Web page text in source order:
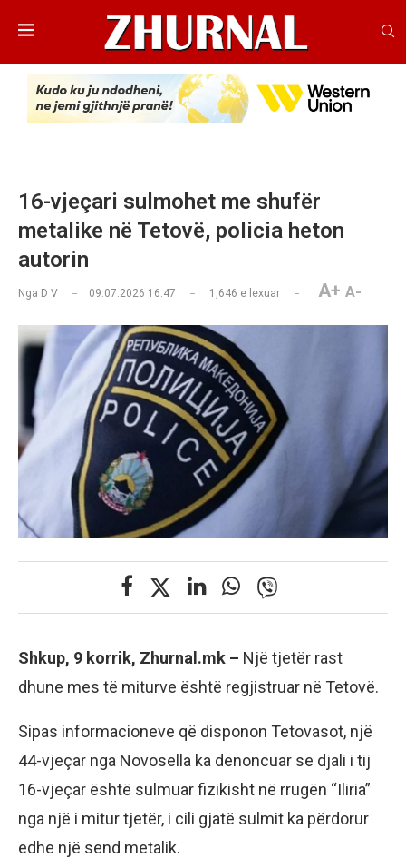
16-vjeçari sulmohet me shufër
metalike në Tetovë, policia heton
autorin
Nga D V 09.07.2026 16:47 1,646 e lexuar A+ A-
Shkup, 9 korrik, Zhurnal.mk – Një tjetër rast
dhune mes të miturve është regjistruar në Tetovë.
Sipas informacioneve që disponon Tetovasot, një
44-vjeçar nga Novosella ka denoncuar se djali i tij
16-vjeçar është sulmuar fizikisht në rrugën “Iliria”
nga një i mitur tjetër, i cili gjatë sulmit ka përdorur
edhe një send metalik.